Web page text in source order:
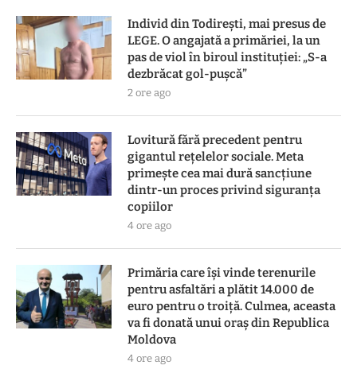
Individ din Todirești, mai presus de
LEGE. O angajată a primăriei, la un
pas de viol în biroul instituției: „S-a
dezbrăcat gol-pușcă”
2 ore ago
Lovitură fără precedent pentru
gigantul rețelelor sociale. Meta
primește cea mai dură sancțiune
dintr-un proces privind siguranța
copiilor
4 ore ago
Primăria care își vinde terenurile
pentru asfaltări a plătit 14.000 de
euro pentru o troiță. Culmea, aceasta
va fi donată unui oraș din Republica
Moldova
4 ore ago